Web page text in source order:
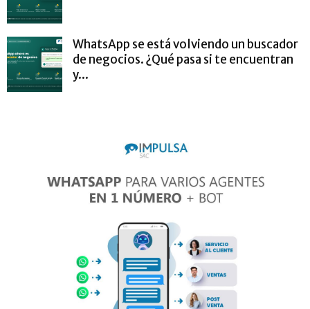
WhatsApp se está volviendo un buscador
de negocios. ¿Qué pasa si te encuentran
y...